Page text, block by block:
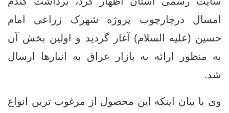
امسال درچارچوب پروژه شهرک زراعی امام
حسین (علیه السلام) آغاز گردید و اولین بخش آن
به منظور ارائه به بازار عراق به انبارها ارسال
شد.
وی با بیان اینکه این محصول از مرغوب ترین انواع